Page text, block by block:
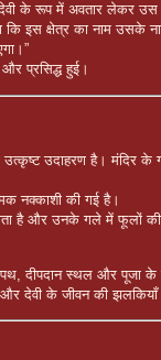
के रूप में अवतार लेकर उस
कि इस क्षेत्र का नाम उसके
प्रसिद्ध हुई।
उदाहरण है। मंदिर के
नक्काशी की गई है।
है और उनके गले में फूलों की
दीपदान स्थल और पूजा के
और देवी के जीवन की